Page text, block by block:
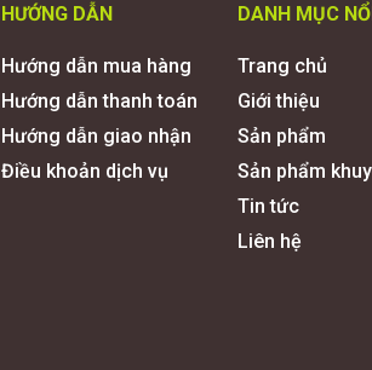
HƯỚNG DẪN
Hướng dẫn mua hàng
Hướng dẫn thanh toán
Hướng dẫn giao nhận
Điều khoản dịch vụ
DANH MỤC
Trang chủ
Giới thiệu
Sản phẩm
Sản phẩm
Tin tức
Liên hệ